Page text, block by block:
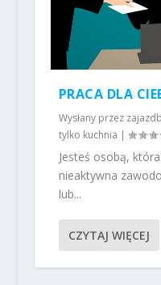
PRACA DLA
Wysłany przez
tylko kuchnia |
Jesteś osobą,
nieaktywna
lub...
CZYTAJ WIĘCEJ